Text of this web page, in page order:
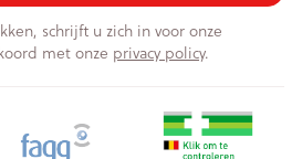
schrijft u zich in voor onze
met onze privacy policy.